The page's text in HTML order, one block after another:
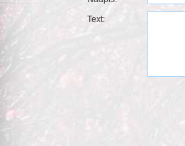
Text: